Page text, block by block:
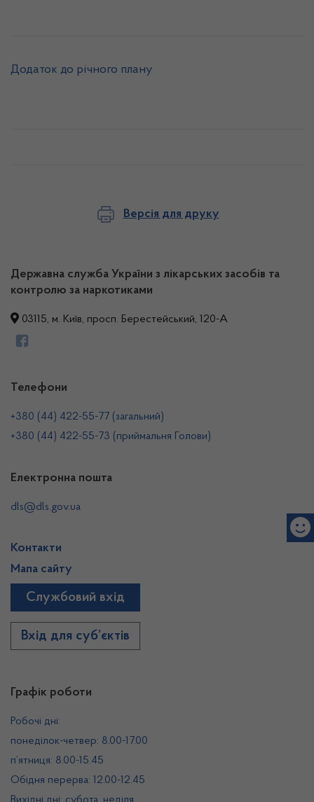
Додаток до річного плану
Версія для друку
Державна служба України з лікарських засобів та
контролю за наркотиками
03115, м. Київ, просп. Берестейський, 120-А
Графік роботи
Робочі дні:
понеділок-четвер: 8.00-17.00
п’ятниця: 8.00-15.45
Обідня перерва: 12.00-12.45
Телефони
+380 (44) 422-55-77 (загальний)
+380 (44) 422-55-73 (приймальня Голови)
Електронна пошта
dls@dls.gov.ua
Контакти
Мапа сайту
Службовий вхід
Вхід для суб’єктів